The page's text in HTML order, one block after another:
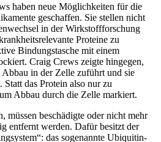
haben neue Möglichkeiten für die
geschaffen. Sie stellen nicht
in der Wirkstoffforschung
Proteine zu
Bindungstasche mit einem
Craig Crews zeigte hingegen,
in der Zelle zuführt und sie
Statt das Protein also nur zu
Abbau durch die Zelle markiert.
müssen beschädigte oder nicht mehr
entfernt werden. Dafür besitzt der
das sogenannte Ubiquitin-